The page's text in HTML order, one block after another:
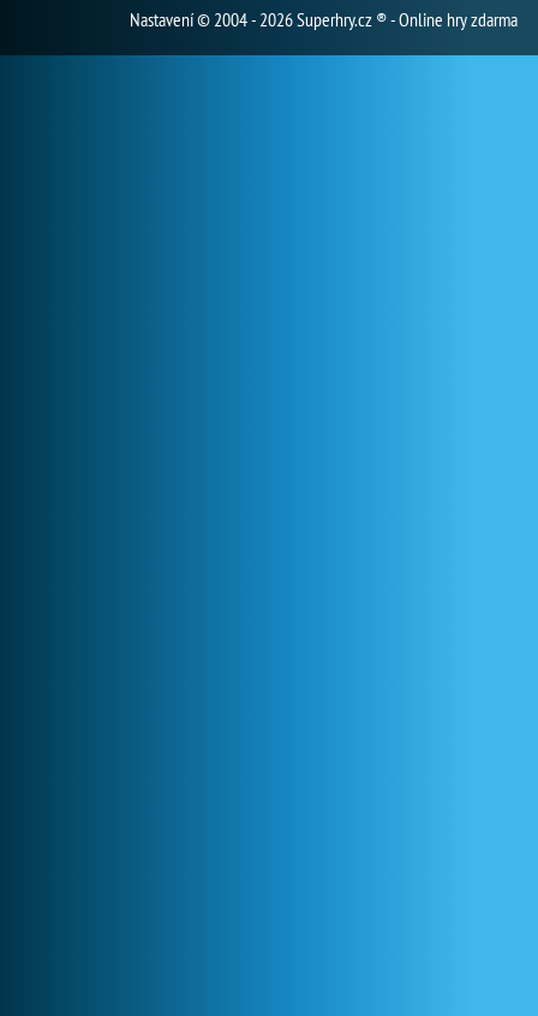
Nastavení© 2004 - 2026 Superhry.cz ® - Online hry zdarma